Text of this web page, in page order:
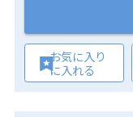
お気に入り
に入れる